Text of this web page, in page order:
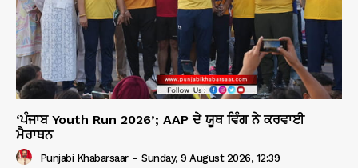
‘ਪੰਜਾਬ Youth Run 2026’; AAP ਦੇ ਯੂਥ ਵਿੰਗ ਨੇ ਕਰਵਾਈ
ਮੈਰਾਥਨ
Punjabi Khabarsaar - Sunday, 9 August 2026, 12:39